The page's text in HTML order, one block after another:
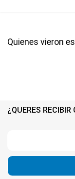
Quienes vieron
¿QUERES